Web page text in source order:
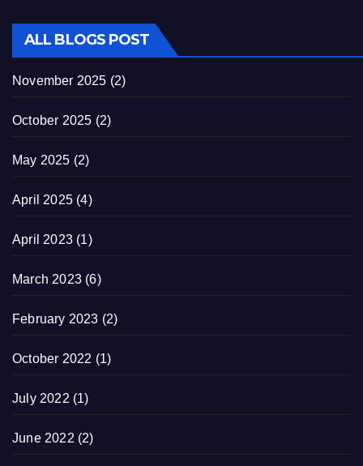
ALL BLOGS POST
November 2025 (2)
October 2025 (2)
May 2025 (2)
April 2025 (4)
April 2023 (1)
March 2023 (6)
February 2023 (2)
October 2022 (1)
July 2022 (1)
June 2022 (2)